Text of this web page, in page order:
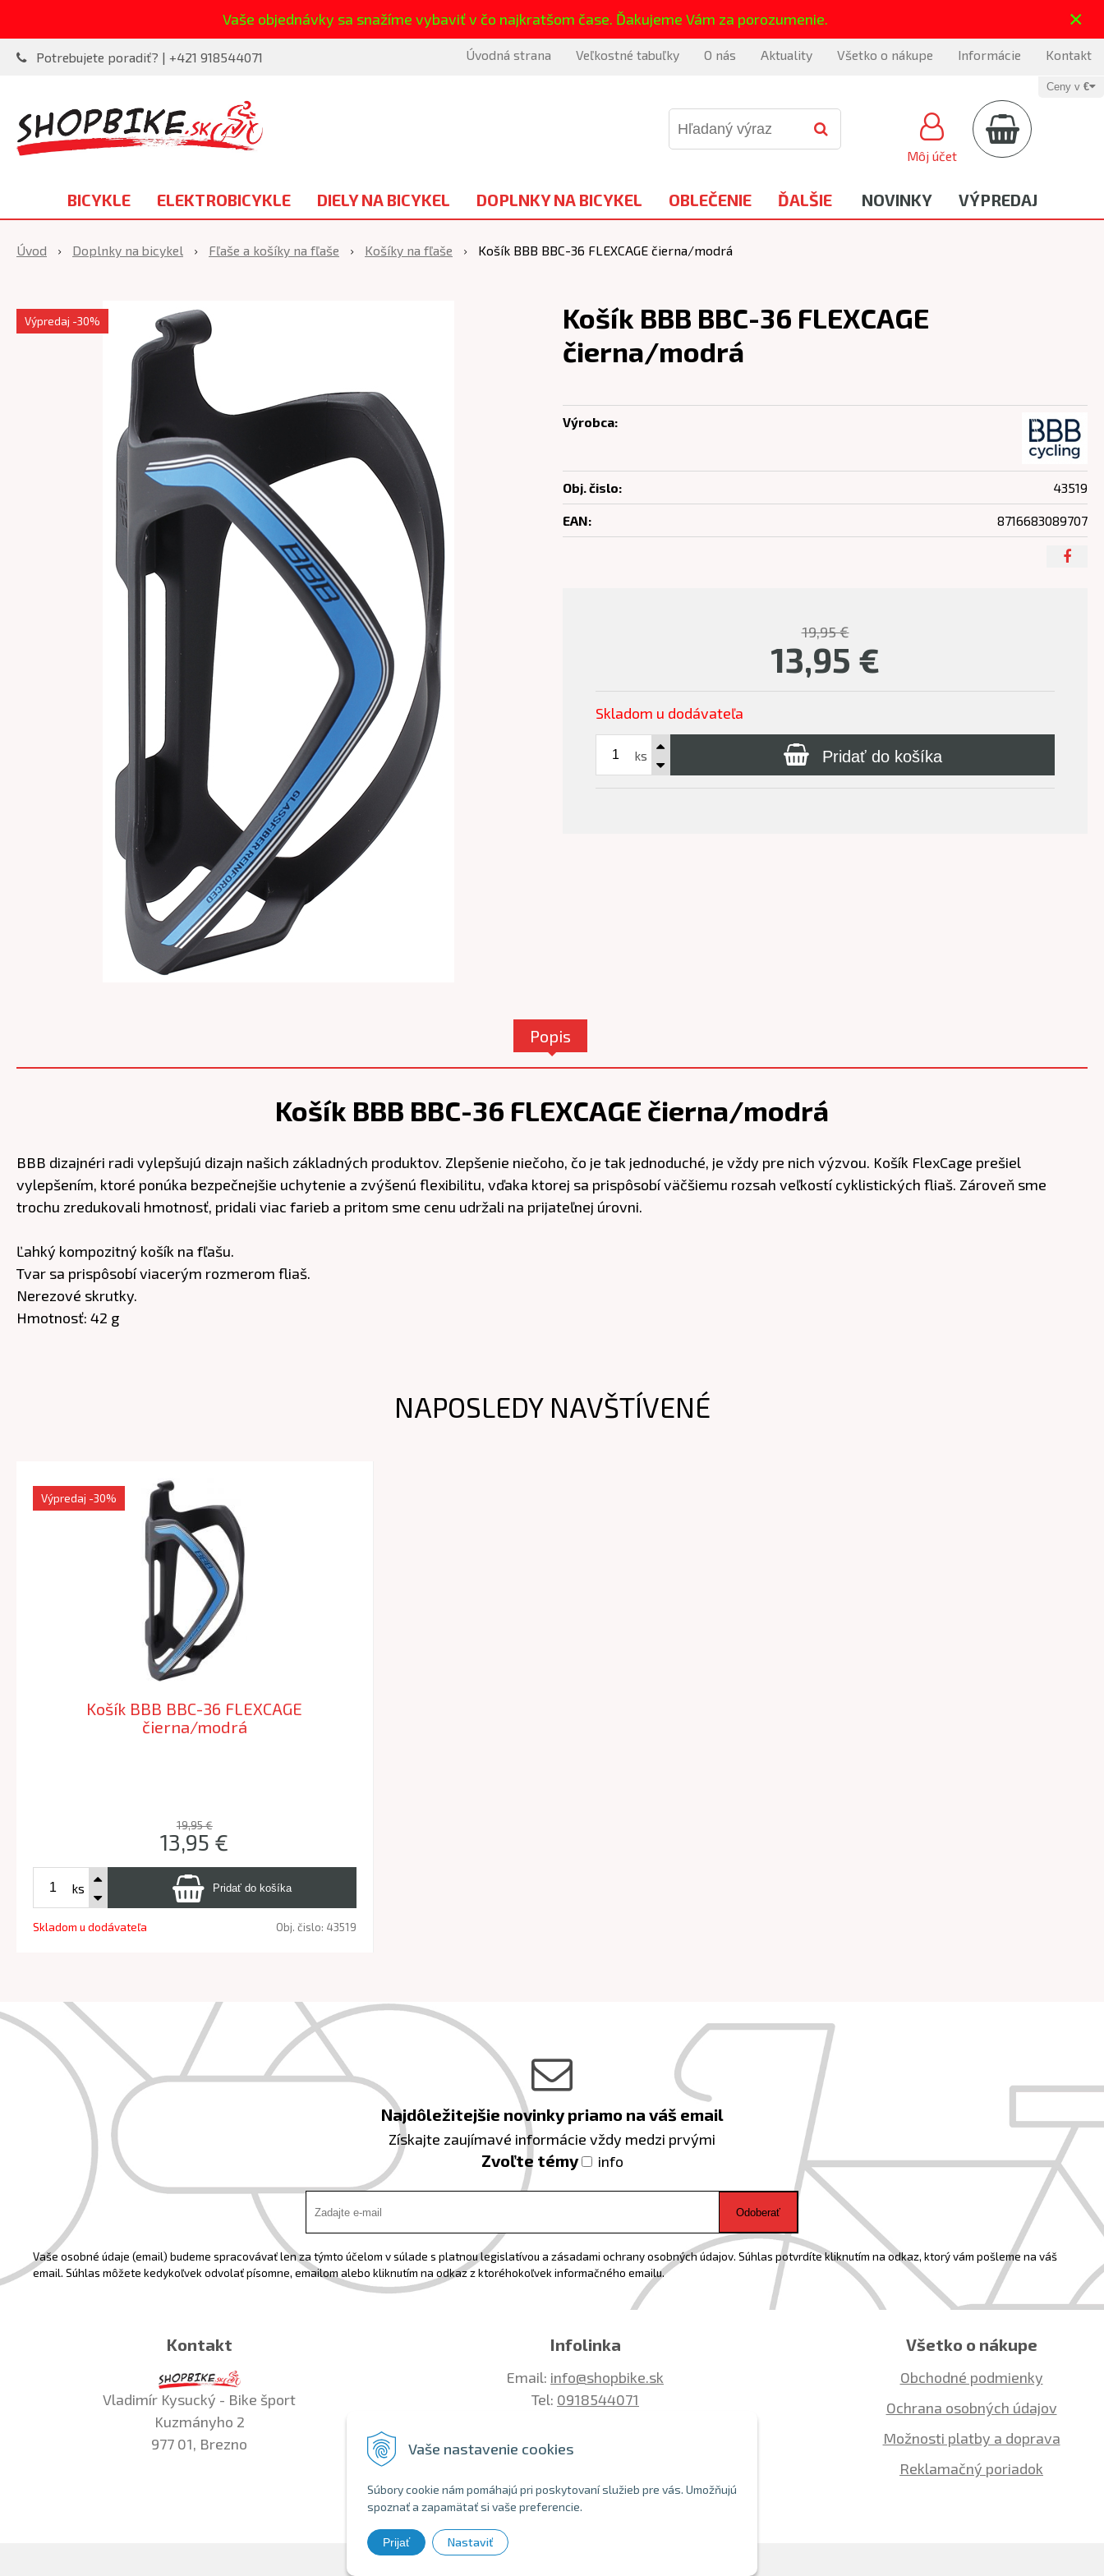
Vaše nastavenie cookies
Súbory cookie nám pomáhajú pri poskytovaní služieb pre vás. Umožňujú
spoznať a zapamätať si vaše preferencie.
Prijať Nastaviť
Vaše objednávky sa snažíme vybaviť v čo najkratšom čase. Ďakujeme Vám za porozumenie. ×
Potrebujete poradiť? | +421 918544071 Úvodná strana Veľkostné tabuľky O nás Aktuality Všetko o nákupe Informácie Kontakt
Môj účet
Ceny v €
BICYKLE ELEKTROBICYKLE DIELY NA BICYKEL DOPLNKY NA BICYKEL OBLEČENIE ĎALŠIE NOVINKY VÝPREDAJ
Úvod Doplnky na bicykel Fľaše a košíky na fľaše Košíky na fľaše Košík BBB BBC-36 FLEXCAGE čierna/modrá
Výpredaj -30%
Košík BBB BBC-36 FLEXCAGE
čierna/modrá
19,95 €
13,95 €
Skladom u dodávateľa
ks Pridať do košíka
Výrobca:
Obj. čislo: 43519
EAN: 8716683089707
Popis
Košík BBB BBC-36 FLEXCAGE čierna/modrá
BBB dizajnéri radi vylepšujú dizajn našich základných produktov. Zlepšenie niečoho, čo je tak jednoduché, je vždy pre nich výzvou. Košík FlexCage prešiel
vylepšením, ktoré ponúka bezpečnejšie uchytenie a zvýšenú flexibilitu, vďaka ktorej sa prispôsobí väčšiemu rozsah veľkostí cyklistických fliaš. Zároveň sme
trochu zredukovali hmotnosť, pridali viac farieb a pritom sme cenu udržali na prijateľnej úrovni.
Ľahký kompozitný košík na fľašu.
Tvar sa prispôsobí viacerým rozmerom fliaš.
Nerezové skrutky.
Hmotnosť: 42 g
NAPOSLEDY NAVŠTÍVENÉ
Košík BBB BBC-36 FLEXCAGE
čierna/modrá
Výpredaj -30%
19,95 €
13,95 €
ks
Skladom u dodávateľa Obj. čislo: 43519
Najdôležitejšie novinky priamo na váš email
Získajte zaujímavé informácie vždy medzi prvými
Zvoľte témy info
Odoberať
Vaše osobné údaje (email) budeme spracovávať len za týmto účelom v súlade s platnou legislatívou a zásadami ochrany osobných údajov. Súhlas potvrdíte kliknutím na odkaz, ktorý vám pošleme na váš
email. Súhlas môžete kedykoľvek odvolať písomne, emailom alebo kliknutím na odkaz z ktoréhokoľvek informačného emailu.
Kontakt
Vladimír Kysucký - Bike šport
Kuzmányho 2
977 01, Brezno
Infolinka
Email: info@shopbike.sk
Tel: 0918544071
Všetko o nákupe
Obchodné podmienky
Ochrana osobných údajov
Možnosti platby a doprava
Reklamačný poriadok